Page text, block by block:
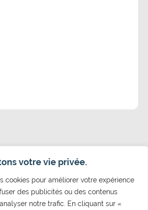
votre vie privée.
cookies pour améliorer votre expérience
des publicités ou des contenus
notre trafic. En cliquant sur «
CONTACT
Cormelles Le Royal